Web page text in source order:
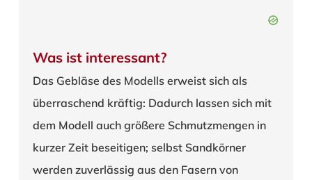
Was ist interessant?
Das Gebläse des Modells erweist sich als
überraschend kräftig: Dadurch lassen sich mit
dem Modell auch größere Schmutzmengen in
kurzer Zeit beseitigen; selbst Sandkörner
werden zuverlässig aus den Fasern von